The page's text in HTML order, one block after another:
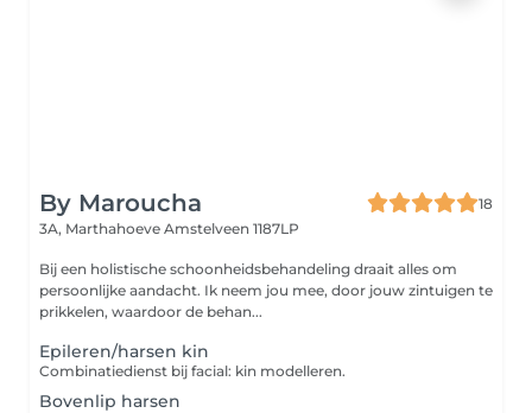
By Maroucha
18
3A, Marthahoeve Amstelveen 1187LP
Bij een holistische schoonheidsbehandeling draait alles om
persoonlijke aandacht. Ik neem jou mee, door jouw zintuigen te
prikkelen, waardoor de behan...
Epileren/harsen kin
Combinatiedienst bij facial: kin modelleren.
Bovenlip harsen